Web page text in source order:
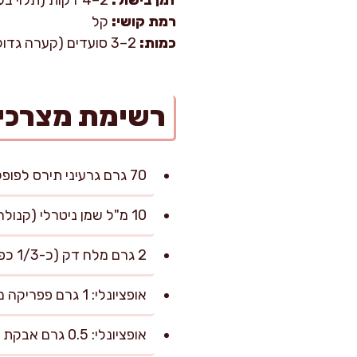
רמת קושי: קל
כמות:
רשימת
70 גרם גרעיני תירס לפופקורן
10 מ"ל שמן ניטרלי (קנולה או חמניות)
2 גרם מלח דק (כ-1/3 כפית), לפי טעם
אופציונלי: 1 גרם פפריקה מתוקה
אופציונלי: 0.5 גרם אבקת שום